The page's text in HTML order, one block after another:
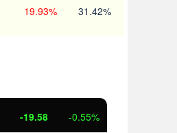
19.93% 31.42%
-19.58 -0.55%